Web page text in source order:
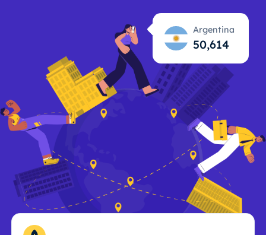
Argentina
50,615